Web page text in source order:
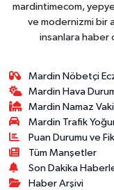
mardintimecom,
ve modernizmi bir
insanlara haber
Mardin Nöbetçi
Mardin Hava
Mardin Namaz
Mardin Trafik
Puan Durumu ve
Tüm Manşetler
Son Dakika
Haber Arşivi